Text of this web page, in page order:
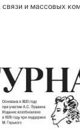
и массовых